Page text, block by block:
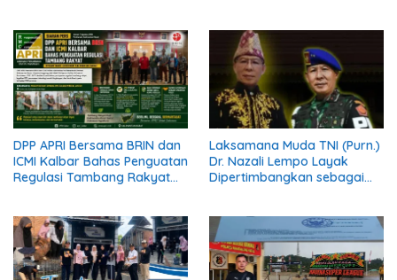
DPP APRI Bersama BRIN dan
ICMI Kalbar Bahas Penguatan
Regulasi Tambang Rakyat
Laksamana Muda TNI (Purn.)
Dr. Nazali Lempo Layak
Dipertimbangkan sebagai
Berkompromi terhadap
Penegakan Hukum